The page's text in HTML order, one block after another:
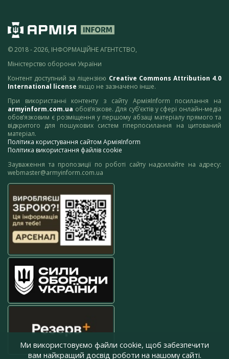
© 2018 - 2026, ІНФОРМАЦІЙНЕ АГЕНТСТВО,
Міністерство оборони України
Контент доступний за ліцензією Creative Commons Attribution 4.0
International license якщо не зазначено інше.
При використанні контенту з сайту АрміяInform посилання на
armyinform.com.ua обов’язкове. Для суб’єктів у сфері онлайн-медіа
обов’язковим є розміщення у першому абзаці матеріалу прямого та
відкритого для пошукових систем гіперпосилання на цитований
матеріал.
Політика користування сайтом АрміяInform
Політика використання файлів cookie
Зауваження та пропозиції по роботі сайту надсилайте на адресу:
webmaster@armyinform.com.ua
Ми використовуємо файли cookie, щоб забезпечити
вам найкращий досвід роботи на нашому сайті.